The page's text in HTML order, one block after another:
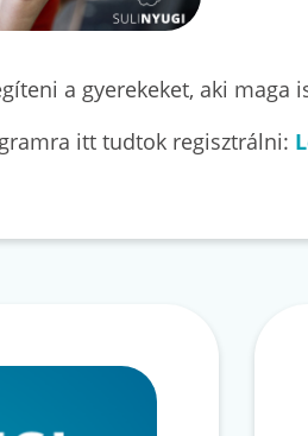
a gyerekeket, aki maga
itt tudtok regisztrálni: